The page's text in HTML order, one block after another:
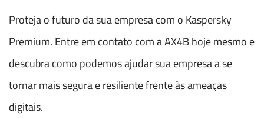
Proteja o futuro da sua empresa com o Kaspersky
Premium. Entre em contato com a AX4B hoje mesmo e
descubra como podemos ajudar sua empresa a se
tornar mais segura e resiliente frente às ameaças
digitais.